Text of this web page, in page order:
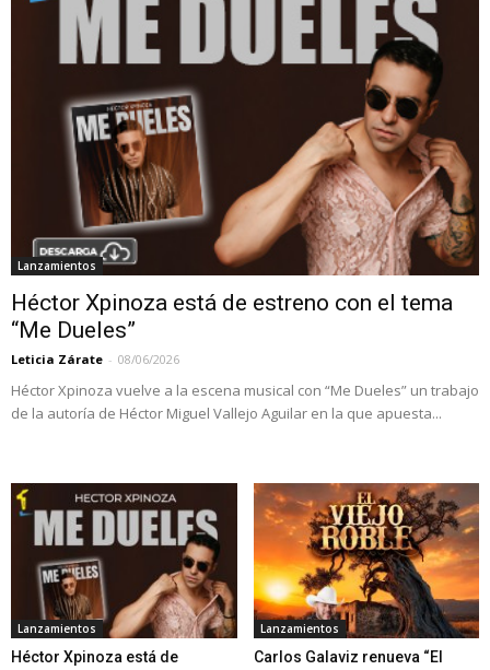
Lanzamientos
Héctor Xpinoza está de estreno con el tema
“Me Dueles”
Leticia Zárate - 08/06/2026
Héctor Xpinoza vuelve a la escena musical con “Me Dueles” un trabajo
de la autoría de Héctor Miguel Vallejo Aguilar en la que apuesta...
Lanzamientos
Héctor Xpinoza está de
Lanzamientos
Carlos Galaviz renueva “El